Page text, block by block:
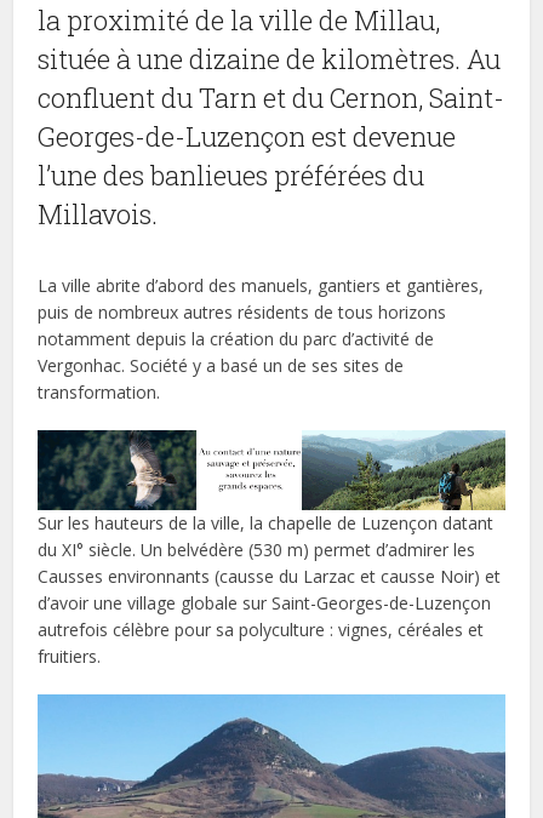
la proximité de la ville de Millau,
située à une dizaine de kilomètres. Au
confluent du Tarn et du Cernon, Saint-
Georges-de-Luzençon est devenue
l’une des banlieues préférées du
Millavois.
La ville abrite d’abord des manuels, gantiers et gantières,
puis de nombreux autres résidents de tous horizons
notamment depuis la création du parc d’activité de
Vergonhac. Société y a basé un de ses sites de
transformation.
Sur les hauteurs de la ville, la chapelle de Luzençon datant
du XI° siècle. Un belvédère (530 m) permet d’admirer les
Causses environnants (causse du Larzac et causse Noir) et
d’avoir une village globale sur Saint-Georges-de-Luzençon
autrefois célèbre pour sa polyculture : vignes, céréales et
fruitiers.